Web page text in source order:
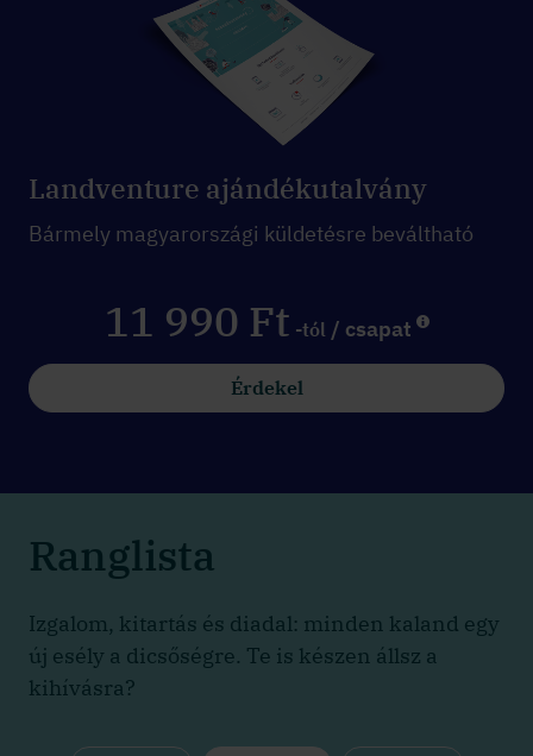
Landventure ajándékutalvány
Bármely magyarországi küldetésre beváltható
11 990 Ft -tól / csapat
Érdekel
Ranglista
Izgalom, kitartás és diadal: minden kaland egy
új esély a dicsőségre. Te is készen állsz a
kihívásra?